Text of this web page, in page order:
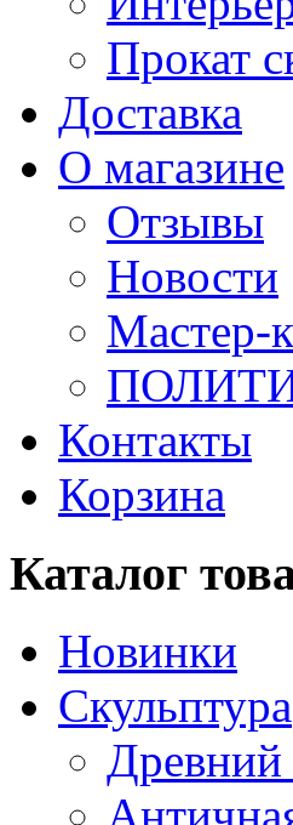
Прокат
Доставка
О магазине
Отзывы
Новости
Мастер-
Контакты
Корзина
Каталог
Новинки
Скульптура
Древний